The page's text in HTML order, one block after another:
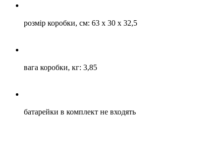
розмір коробки, см: 63 х 30 х 32,5
вага коробки, кг: 3,85
батарейки в комплект не входять